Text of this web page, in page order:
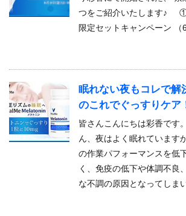
つをご紹介いたします♪ ①
限定セットキャンペーン （
眠れない夜もコレで解
のこれでぐっすりケア
皆さんこんにちは彩香です
ん、夜はよく眠れています
の作業パフォーマンスを低
く、免疫の低下や体調不良
な不調の原因となってしま